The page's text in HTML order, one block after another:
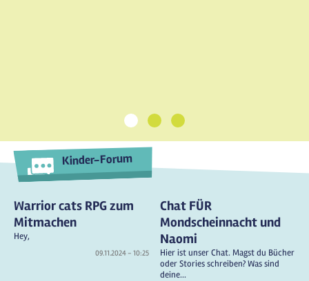
1 2 3
Kinder-Forum
Warrior cats RPG zum
Mitmachen
Hey,
09.11.2024 - 10:25
Chat FÜR
Mondscheinnacht und
Naomi
Hier ist unser Chat. Magst du Bücher
oder Stories schreiben? Was sind
deine...